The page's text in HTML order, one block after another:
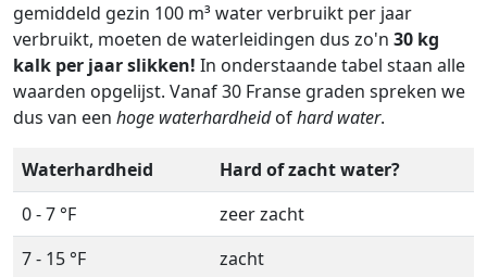
gemiddeld gezin 100 m³ water verbruikt per jaar
verbruikt, moeten de waterleidingen dus zo'n 30 kg
kalk per jaar slikken! In onderstaande tabel staan alle
waarden opgelijst. Vanaf 30 Franse graden spreken we
dus van een hoge waterhardheidofhard water.
Waterhardheid
Hard of zacht water?
0 - 7 °F
zeer zacht
7 - 15 °F
zacht